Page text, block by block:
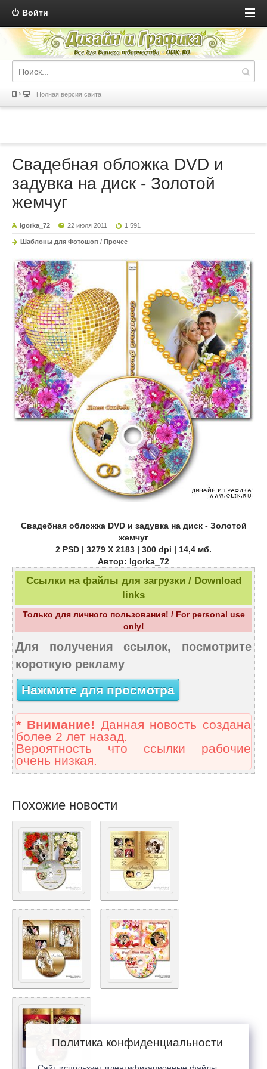
Войти
Полная версия сайта
Свадебная обложка DVD и
задувка на диск - Золотой
жемчуг
Igorka_72 22 июля 2011 1 591
Шаблоны для Фотошоп / Прочее
Свадебная обложка DVD и задувка на диск - Золотой
жемчуг
2 PSD | 3279 Х 2183 | 300 dpi | 14,4 мб.
Автор: Igorka_72
Ссылки на файлы для загрузки / Download
links
Только для личного пользования! / For personal use
only!
Для получения ссылок, посмотрите
короткую рекламу
Нажмите для просмотра
* Внимание! Данная новость создана
более 2 лет назад.
Вероятность что ссылки рабочие
очень низкая.
Похожие новости
Политика конфиденциальности